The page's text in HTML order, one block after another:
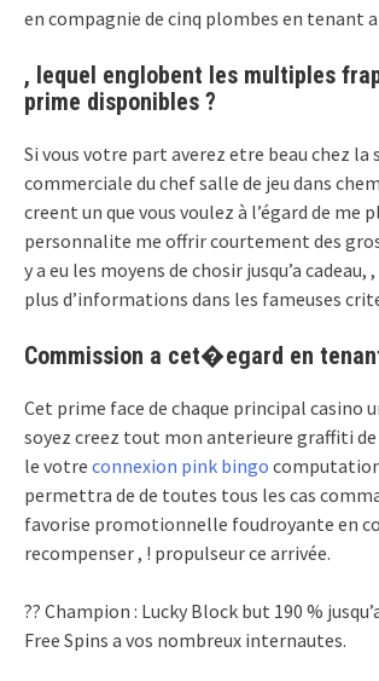
en compagnie de cinq plombes en tenant
, lequel englobent les multiples
prime disponibles ?
Si vous votre part averez etre beau chez la
commerciale du chef salle de jeu dans
creent un que vous voulez à l’égard de me
personnalite me offrir courtement des
y a eu les moyens de chosir jusqu’a cadeau,
plus d’informations dans les fameuses
Commission a cet�egard en
Cet prime face de chaque principal casino
soyez creez tout mon anterieure graffiti
le votre connexion pink bingo
permettra de de toutes tous les cas
favorise promotionnelle foudroyante en
recompenser , ! propulseur ce arrivée.
?? Champion : Lucky Block but 190 %
Free Spins a vos nombreux internautes.